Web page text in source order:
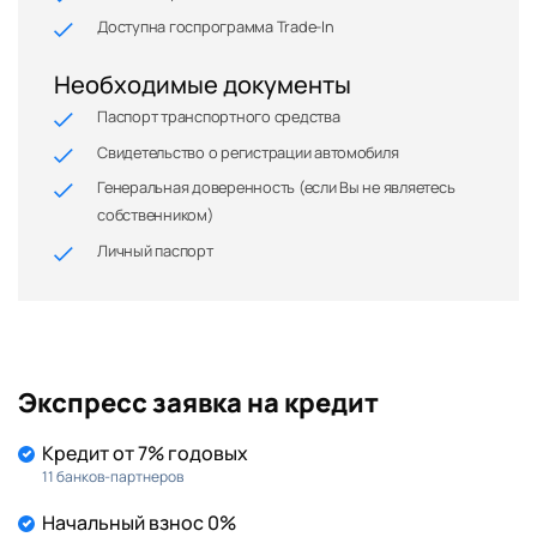
Доступна госпрограмма Trade-In
Необходимые документы
Паспорт транспортного средства
Свидетельство о регистрации автомобиля
Генеральная доверенность (если Вы не являетесь
собственником)
Личный паспорт
Экспресс заявка на кредит
Кредит от 7% годовых
11 банков-партнеров
Начальный взнос 0%